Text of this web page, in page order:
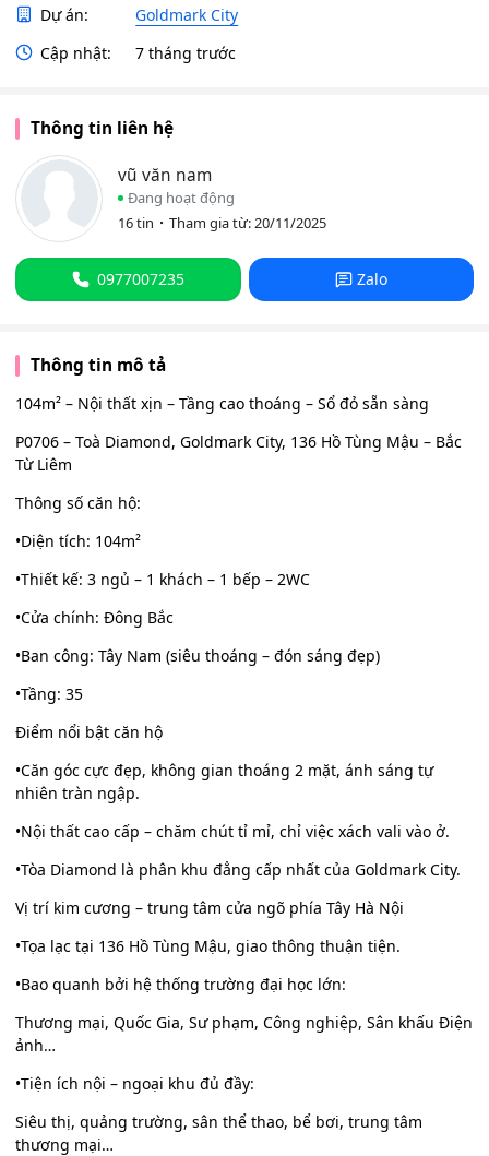
Dự án:
Goldmark City
Cập nhật:
7 tháng trước
Thông tin liên hệ
vũ văn nam
Đang hoạt động
16 tin
Tham gia từ: 20/11/2025
0977007235 Zalo
Thông tin mô tả
104m² – Nội thất xịn – Tầng cao thoáng – Sổ đỏ sẵn sàng
P0706 – Toà Diamond, Goldmark City, 136 Hồ Tùng Mậu – Bắc
Từ Liêm
Thông số căn hộ:
•Diện tích: 104m²
•Thiết kế: 3 ngủ – 1 khách – 1 bếp – 2WC
•Cửa chính: Đông Bắc
•Ban công: Tây Nam (siêu thoáng – đón sáng đẹp)
•Tầng: 35
Điểm nổi bật căn hộ
•Căn góc cực đẹp, không gian thoáng 2 mặt, ánh sáng tự
nhiên tràn ngập.
•Nội thất cao cấp – chăm chút tỉ mỉ, chỉ việc xách vali vào ở.
•Tòa Diamond là phân khu đẳng cấp nhất của Goldmark City.
Vị trí kim cương – trung tâm cửa ngõ phía Tây Hà Nội
•Tọa lạc tại 136 Hồ Tùng Mậu, giao thông thuận tiện.
•Bao quanh bởi hệ thống trường đại học lớn:
Thương mại, Quốc Gia, Sư phạm, Công nghiệp, Sân khấu Điện
ảnh…
•Tiện ích nội – ngoại khu đủ đầy:
Siêu thị, quảng trường, sân thể thao, bể bơi, trung tâm
thương mại…